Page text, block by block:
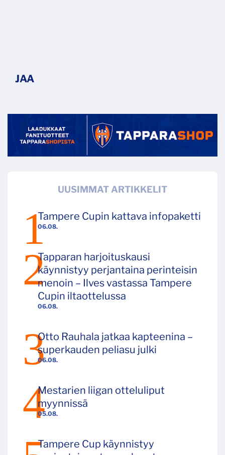
UUSIMMAT ARTIKKELIT
06.08.
Tampere Cupin kattava infopaketti
06.08.
Tapparan harjoituskausi
käynnistyy perjantaina perinteisin
menoin – Ilves vastassa Tampere
Cupin iltaottelussa
06.08.
Otto Rauhala jatkaa kapteenina –
superkauden peliasu julki
05.08.
Mestarien liigan otteluliput
myynnissä
Tampere Cup käynnistyy